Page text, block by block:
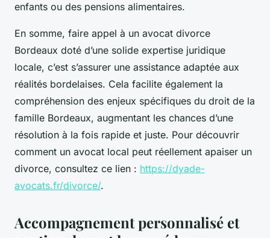
enfants ou des pensions alimentaires.
En somme, faire appel à un avocat divorce
Bordeaux doté d’une solide expertise juridique
locale, c’est s’assurer une assistance adaptée aux
réalités bordelaises. Cela facilite également la
compréhension des enjeux spécifiques du droit de la
famille Bordeaux, augmentant les chances d’une
résolution à la fois rapide et juste. Pour découvrir
comment un avocat local peut réellement apaiser un
divorce, consultez ce lien : https://dyade-
avocats.fr/divorce/.
Accompagnement personnalisé et